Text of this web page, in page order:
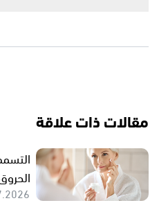
مقالات ذات علاقة